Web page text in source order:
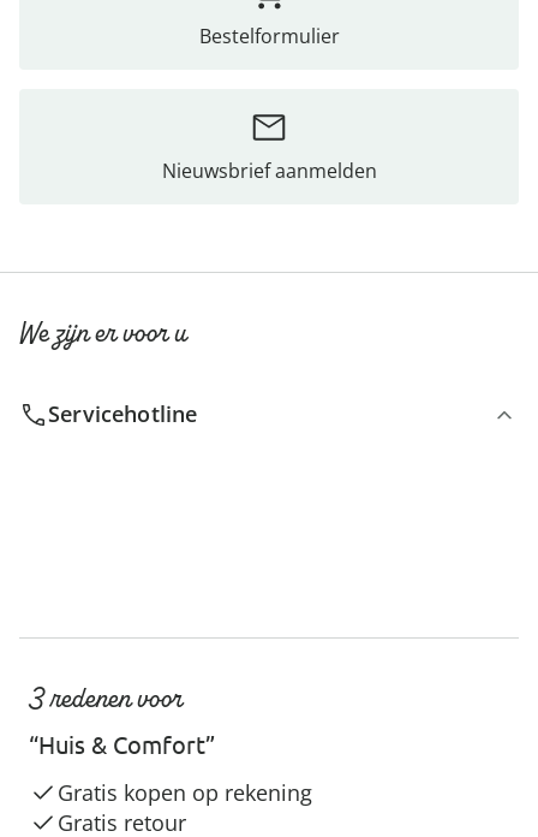
Bestelformulier
Nieuwsbrief aanmelden
We zijn er voor u
Servicehotline
3 redenen voor
“Huis & Comfort”
Gratis kopen op rekening
Gratis retour